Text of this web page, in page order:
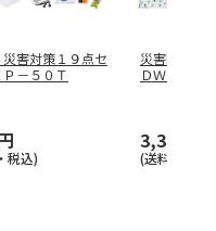
災害対策１９点セ
－５０Ｔ
税込)
災害断水
ＤＷＨ－３
3,300円
(送料別・税